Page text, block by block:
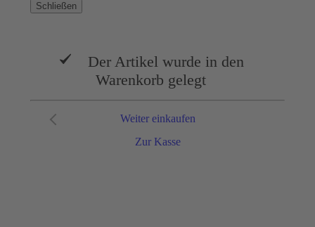
Schließen
Der Artikel wurde in den
Warenkorb gelegt
Zur Kasse
Weiter einkaufen